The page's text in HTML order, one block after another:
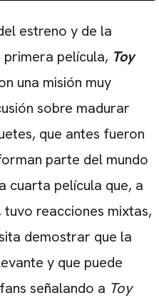
estreno y de la
película, Toy
una misión muy
sobre madurar
que antes fueron
parte del mundo
cuarta película que, a
reacciones mixtas,
demostrar que la
y que puede
señalando a Toy